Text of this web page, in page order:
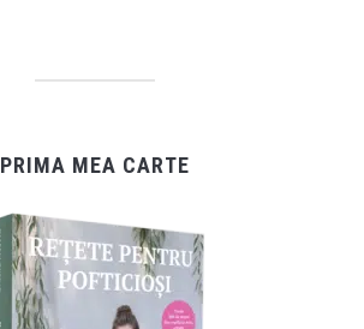
PRIMA MEA CARTE